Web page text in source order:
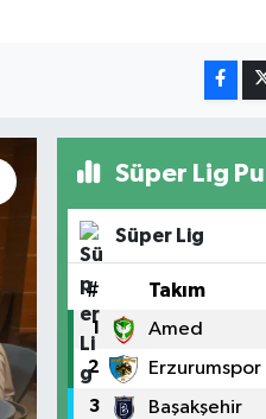
Süper Lig
Süper Lig
# Takım
1 Amed
2 Erzurumspor
3 Başakşehir